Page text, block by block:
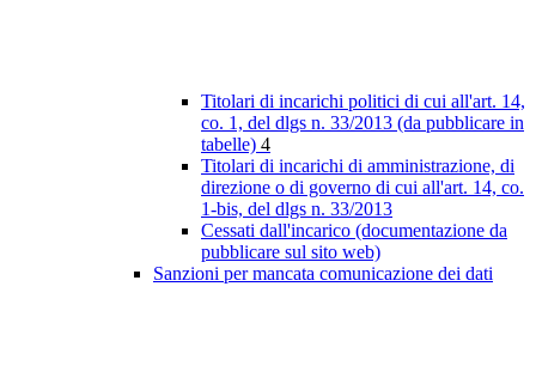
Titolari di incarichi politici di cui all'art. 14,
co. 1, del dlgs n. 33/2013 (da pubblicare in
tabelle) 4
Titolari di incarichi di amministrazione, di
direzione o di governo di cui all'art. 14, co.
1-bis, del dlgs n. 33/2013
Cessati dall'incarico (documentazione da
pubblicare sul sito web)
Sanzioni per mancata comunicazione dei dati